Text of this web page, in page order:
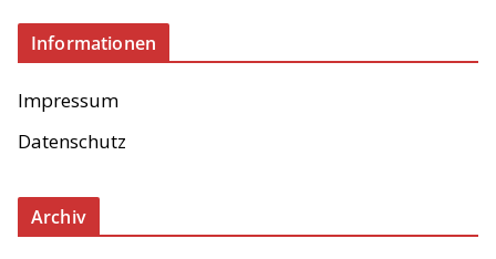
Informationen
Impressum
Datenschutz
Archiv